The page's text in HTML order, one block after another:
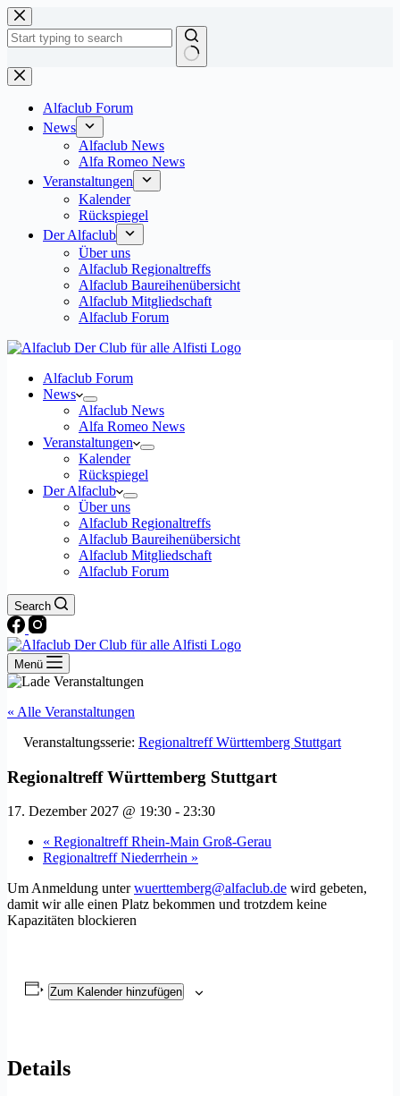
Zum
Inhalt
springen
Keine
Ergebnisse
Alfaclub Forum
News
Alfaclub News
Alfa Romeo News
Veranstaltungen
Kalender
Rückspiegel
Der Alfaclub
Über uns
Alfaclub Regionaltreffs
Alfaclub Baureihenübersicht
Alfaclub Mitgliedschaft
Alfaclub Forum
Alfaclub Forum
News
Alfaclub News
Alfa Romeo News
Veranstaltungen
Kalender
Rückspiegel
Der Alfaclub
Über uns
Alfaclub Regionaltreffs
Alfaclub Baureihenübersicht
Alfaclub Mitgliedschaft
Alfaclub Forum
Search
Menü
« Alle Veranstaltungen
Veranstaltungsserie: Regionaltreff Württemberg Stuttgart
Regionaltreff Württemberg Stuttgart
17. Dezember 2027 @ 19:30 - 23:30
« Regionaltreff Rhein-Main Groß-Gerau
Regionaltreff Niederrhein »
Um Anmeldung unterwuerttemberg@alfaclub.de wird gebeten,
damit wir alle einen Platz bekommen und trotzdem keine
Kapazitäten blockieren
Zum Kalender hinzufügen
Details